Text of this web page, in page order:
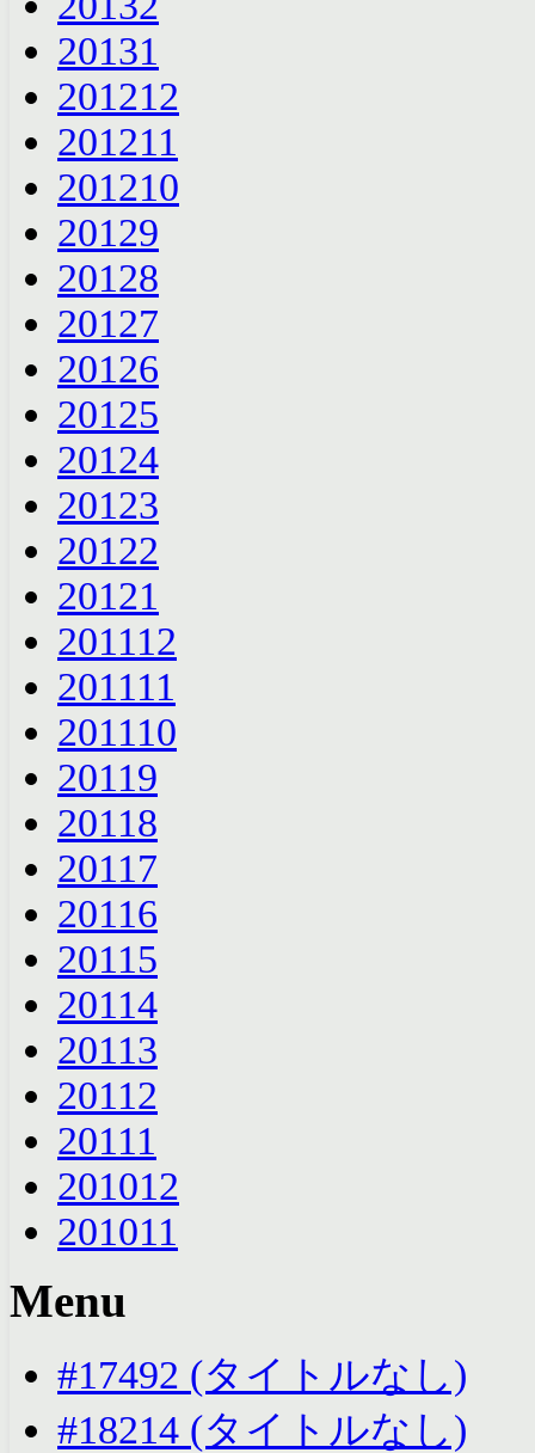
20131
201212
201211
201210
20129
20128
20127
20126
20125
20124
20123
20122
20121
201112
201111
201110
20119
20118
20117
20116
20115
20114
20113
20112
20111
201012
201011
Menu
#17492 (タイトルなし)
#18214 (タイトルなし)